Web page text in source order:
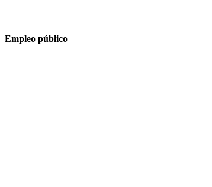
Empleo público